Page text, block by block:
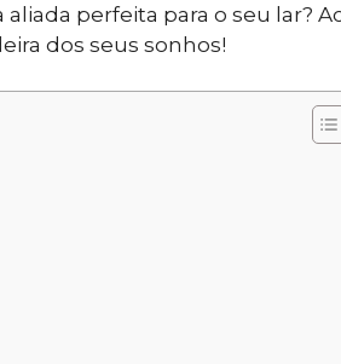
perfeita para o seu lar?
dos seus sonhos!